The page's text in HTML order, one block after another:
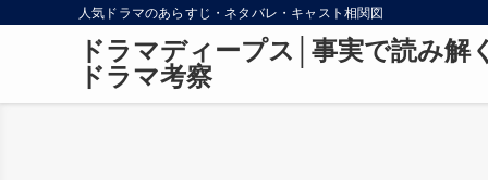
人気ドラマのあらすじ・ネタバレ・キャスト相関図
ドラマディープス│事実で読み解
ドラマ考察